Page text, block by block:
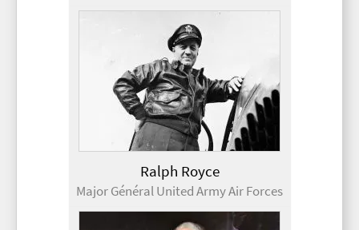
Ralph Royce
Major Général United Army Air Forces